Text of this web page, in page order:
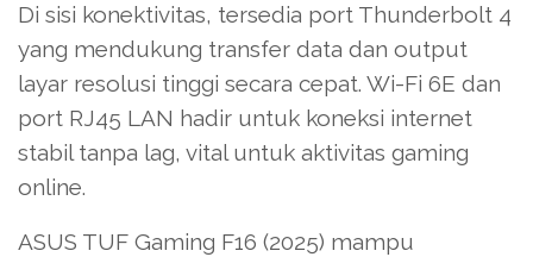
Di sisi konektivitas, tersedia port Thunderbolt 4
yang mendukung transfer data dan output
layar resolusi tinggi secara cepat. Wi-Fi 6E dan
port RJ45 LAN hadir untuk koneksi internet
stabil tanpa lag, vital untuk aktivitas gaming
online.
ASUS TUF Gaming F16 (2025) mampu